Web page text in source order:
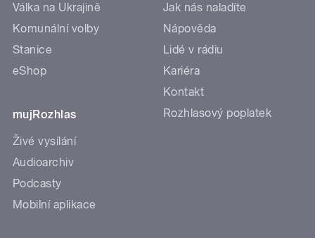
Válka na Ukrajině
Komunální volby
Stanice
eShop
mujRozhlas
Živé vysílání
Audioarchiv
Podcasty
Mobilní aplikace
Jak nás naladíte
Nápověda
Lidé v rádiu
Kariéra
Kontakt
Rozhlasový poplatek